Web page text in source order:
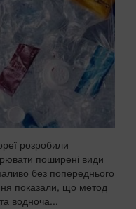
розробили
поширені види
без попереднього
показали, що метод
водноча...